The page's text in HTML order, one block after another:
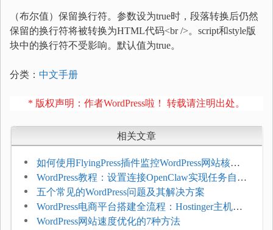
（布尔值）保留换行符。参数设为true时，段落转换后仍然
保留的换行符将被转换为HTML代码<br />。script和style版
块中的换行符不受影响。默认值为true。
分类： 中文手册
* 版权声明：作者WordPress啦！ 转载请注明出处。
相关文章
如何使用FlyingPress插件监控WordPress网站核心
网页指标（CWV）
WordPress教程：设置连接OpenClaw实现任务自动
化
五个常见的WordPress问题及其解决方案
WordPress电商平台搭建全流程：Hostinger主机一
键部署
WordPress网站速度优化的7种方法